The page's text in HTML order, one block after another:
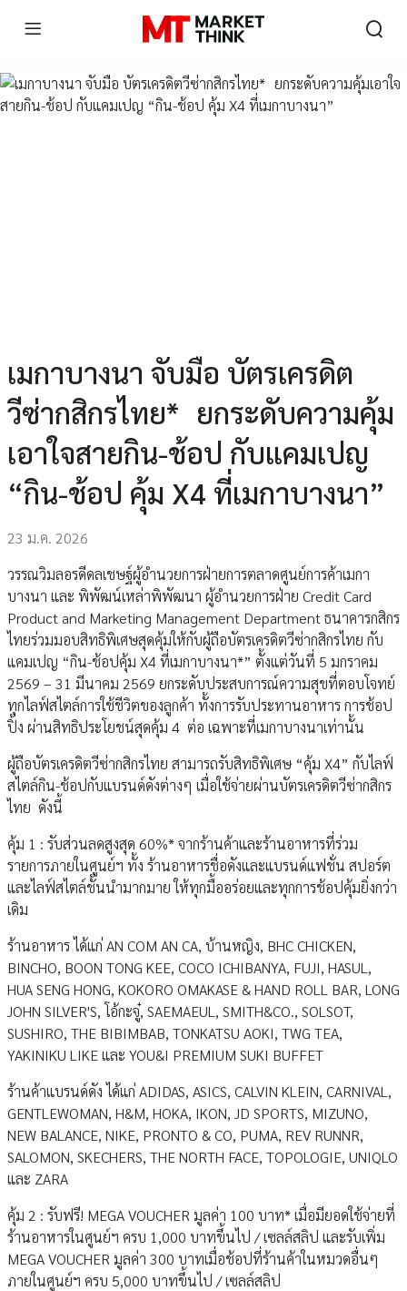
เมกาบางนา จับมือ บัตรเครดิต
วีซ่ากสิกรไทย* ยกระดับความคุ้ม
เอาใจสายกิน-ช้อป กับแคมเปญ
“กิน-ช้อป คุ้ม X4 ที่เมกาบางนา”
23 ม.ค. 2026
วรรณวิมลอรดีดลเชษฐ์ผู้อำนวยการฝ่ายการตลาดศูนย์การค้าเมกา
บางนา และ พิพัฒน์เหล่าพิพัฒนา ผู้อำนวยการฝ่าย Credit Card
Product and Marketing Management Department ธนาคารกสิกร
ไทยร่วมมอบสิทธิพิเศษสุดคุ้มให้กับผู้ถือบัตรเครดิตวีซ่ากสิกรไทย กับ
แคมเปญ “กิน-ช้อปคุ้ม X4 ที่เมกาบางนา*” ตั้งแต่วันที่ 5 มกราคม
2569 – 31 มีนาคม 2569 ยกระดับประสบการณ์ความสุขที่ตอบโจทย์
ทุกไลฟ์สไตล์การใช้ชีวิตของลูกค้า ทั้งการรับประทานอาหาร การช้อป
ปิ้ง ผ่านสิทธิประโยชน์สุดคุ้ม 4 ต่อ เฉพาะที่เมกาบางนาเท่านั้น
ผู้ถือบัตรเครดิตวีซ่ากสิกรไทย สามารถรับสิทธิพิเศษ “คุ้ม X4” กับไลฟ์
สไตล์กิน-ช้อปกับแบรนด์ดังต่างๆ เมื่อใช้จ่ายผ่านบัตรเครดิตวีซ่ากสิกร
ไทย ดังนี้
คุ้ม 1 : รับส่วนลดสูงสุด 60%* จากร้านค้าและร้านอาหารที่ร่วม
รายการภายในศูนย์ฯ ทั้ง ร้านอาหารชื่อดังและแบรนด์แฟชั่น สปอร์ต
และไลฟ์สไตล์ชั้นนำมากมาย ให้ทุกมื้ออร่อยและทุกการช้อปคุ้มยิ่งกว่า
เดิม
ร้านอาหาร ได้แก่ AN COM AN CA, บ้านหญิง, BHC CHICKEN,
BINCHO, BOON TONG KEE, COCO ICHIBANYA, FUJI, HASUL,
HUA SENG HONG, KOKORO OMAKASE & HAND ROLL BAR, LONG
JOHN SILVER'S, โอ้กะจู๋, SAEMAEUL, SMITH&CO., SOLSOT,
SUSHIRO, THE BIBIMBAB, TONKATSU AOKI, TWG TEA,
YAKINIKU LIKE และ YOU&I PREMIUM SUKI BUFFET
ร้านค้าแบรนด์ดัง ได้แก่ ADIDAS, ASICS, CALVIN KLEIN, CARNIVAL,
GENTLEWOMAN, H&M, HOKA, IKON, JD SPORTS, MIZUNO,
NEW BALANCE, NIKE, PRONTO & CO, PUMA, REV RUNNR,
SALOMON, SKECHERS, THE NORTH FACE, TOPOLOGIE, UNIQLO
และ ZARA
คุ้ม 2 : รับฟรี! MEGA VOUCHER มูลค่า 100 บาท* เมื่อมียอดใช้จ่ายที่
ร้านอาหารในศูนย์ฯ ครบ 1,000 บาทขึ้นไป / เซลล์สลิป และรับเพิ่ม
MEGA VOUCHER มูลค่า 300 บาทเมื่อช้อปที่ร้านค้าในหมวดอื่นๆ
ภายในศูนย์ฯ ครบ 5,000 บาทขึ้นไป / เซลล์สลิป